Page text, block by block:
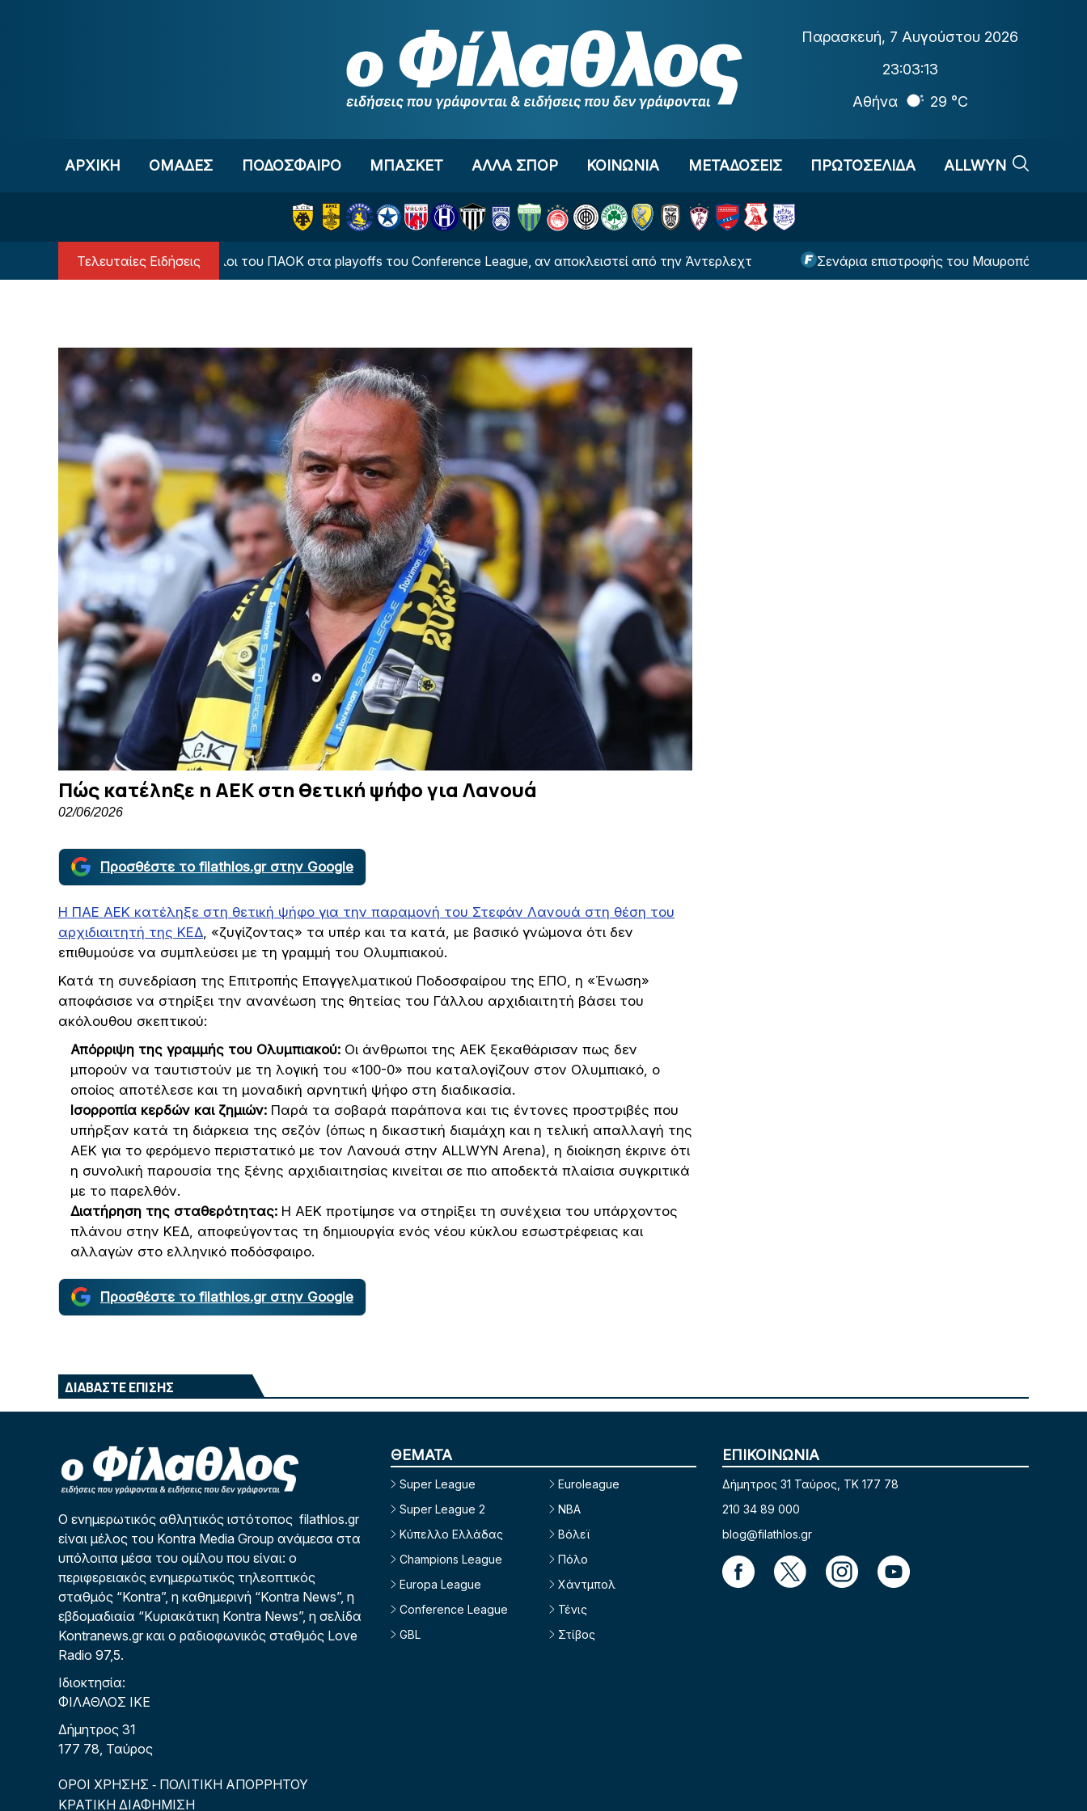
Παρασκευή, 7 Αυγούστου 2026
23:03:14
Αθήνα
29 °C
ΑΡΧΙΚΗ OΜΑΔΕΣ ΠΟΔΟΣΦΑΙΡΟ ΜΠΑΣΚΕΤ ΑΛΛΑ ΣΠΟΡ ΚΟΙΝΩΝΙΑ ΜΕΤΑΔΟΣΕΙΣ ΠΡΩΤΟΣΕΛΙΔΑ ALLWYN
Τελευταίες Ειδήσεις
Οι πιθανοί αντίπαλοι του ΠΑΟΚ στα playoffs του Conference League, αν αποκλειστεί από την Άντερλεχτ Σενάρια επιστροφής του Μαυροπάνου!
Πώς κατέληξε η ΑΕΚ στη θετική ψήφο για Λανουά
02/06/2026
Προσθέστε το filathlos.gr στην Google
Η ΠΑΕ ΑΕΚ κατέληξε στη θετική ψήφο για την παραμονή του Στεφάν Λανουά στη θέση του
αρχιδιαιτητή της ΚΕΔ , «ζυγίζοντας» τα υπέρ και τα κατά, με βασικό γνώμονα ότι δεν
επιθυμούσε να συμπλεύσει με τη γραμμή του Ολυμπιακού.
Κατά τη συνεδρίαση της Επιτροπής Επαγγελματικού Ποδοσφαίρου της ΕΠΟ, η «Ένωση»
αποφάσισε να στηρίξει την ανανέωση της θητείας του Γάλλου αρχιδιαιτητή βάσει του
ακόλουθου σκεπτικού:
Απόρριψη της γραμμής του Ολυμπιακού: Οι άνθρωποι της ΑΕΚ ξεκαθάρισαν πως δεν
μπορούν να ταυτιστούν με τη λογική του «100-0» που καταλογίζουν στον Ολυμπιακό, ο
οποίος αποτέλεσε και τη μοναδική αρνητική ψήφο στη διαδικασία.
Ισορροπία κερδών και ζημιών: Παρά τα σοβαρά παράπονα και τις έντονες προστριβές που
υπήρξαν κατά τη διάρκεια της σεζόν (όπως η δικαστική διαμάχη και η τελική απαλλαγή της
ΑΕΚ για το φερόμενο περιστατικό με τον Λανουά στην ALLWYN Arena), η διοίκηση έκρινε ότι
η συνολική παρουσία της ξένης αρχιδιαιτησίας κινείται σε πιο αποδεκτά πλαίσια συγκριτικά
με το παρελθόν.
Διατήρηση της σταθερότητας: Η ΑΕΚ προτίμησε να στηρίξει τη συνέχεια του υπάρχοντος
πλάνου στην ΚΕΔ, αποφεύγοντας τη δημιουργία ενός νέου κύκλου εσωστρέφειας και
αλλαγών στο ελληνικό ποδόσφαιρο.
Προσθέστε το filathlos.gr στην Google
ΔΙΑΒΑΣΤΕ ΕΠΙΣΗΣ
Ο ενημερωτικός αθλητικός ιστότοπος filathlos.gr
είναι μέλος του Kontra Media Group ανάμεσα στα
υπόλοιπα μέσα του ομίλου που είναι: ο
περιφερειακός ενημερωτικός τηλεοπτικός
σταθμός “Kontra”, η καθημερινή “Kontra News”, η
εβδομαδιαία “Κυριακάτικη Kontra News”, η σελίδα
Kontranews.gr και ο ραδιοφωνικός σταθμός Love
Radio 97,5.
Ιδιοκτησία:
ΦΙΛΑΘΛΟΣ ΙΚΕ
Δήμητρος 31
177 78, Ταύρος
ΟΡΟΙ ΧΡΗΣΗΣ - ΠΟΛΙΤΙΚΗ ΑΠΟΡΡΗΤΟΥ
ΚΡΑΤΙΚΗ ΔΙΑΦΗΜΙΣΗ
ΘΕΜΑΤΑ
Super League
Super League 2
Κύπελλο Ελλάδας
Champions League
Europa League
Conference League
GBL
Euroleague
NBA
Βόλεϊ
Πόλο
Χάντμπολ
Τένις
Στίβος
ΕΠΙΚΟΙΝΩΝΙΑ
Δήμητρος 31 Ταύρος, TK 177 78
210 34 89 000
blog@filathlos.gr